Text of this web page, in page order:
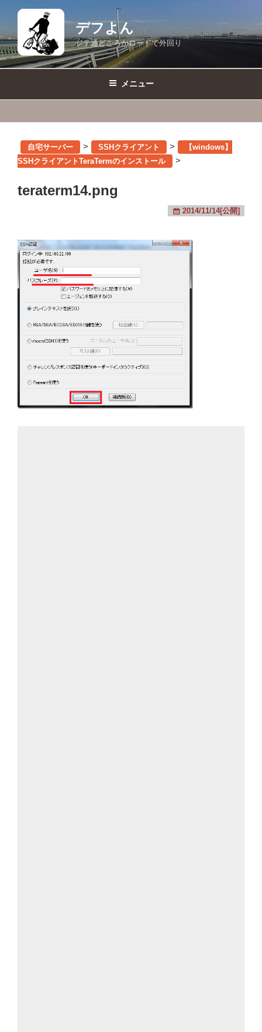
テ
ン
ツ
デフよん
ジテ通どころかロードで外回り
メニュー
自宅サーバー > SSHクライアント >
【windows】
SSHクライアントTeraTermのインストール
>
teraterm14.png
2014/11/14[公開]